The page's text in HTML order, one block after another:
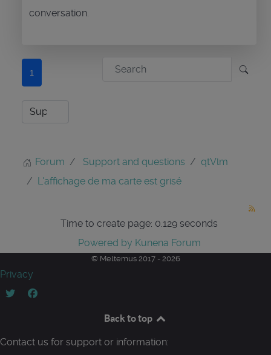
conversation.
1
Forum Support and questions
qtVlm
L'affichage de ma carte est grisé
Time to create page: 0.129 seconds
Powered by Kunena Forum
© Meltemus 2017 - 2026
Privacy
Back to top
Contact us for support or information: